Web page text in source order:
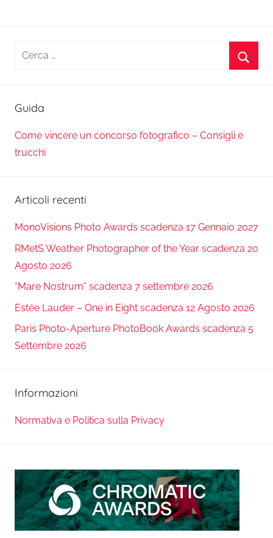
Ricerca
Guida
Come vincere un concorso fotografico – Consigli e
trucchi
Articoli recenti
MonoVisions Photo Awards scadenza 17 Gennaio 2027
RMetS Weather Photographer of the Year scadenza 20
Agosto 2026
“Mare Nostrum” scadenza 7 settembre 2026
Estée Lauder – One in Eight scadenza 12 Agosto 2026
Paris Photo-Aperture PhotoBook Awards scadenza 5
Settembre 2026
Informazioni
Normativa e Politica sulla Privacy